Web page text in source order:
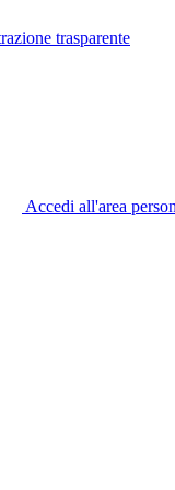
trasparente
Accedi all'area